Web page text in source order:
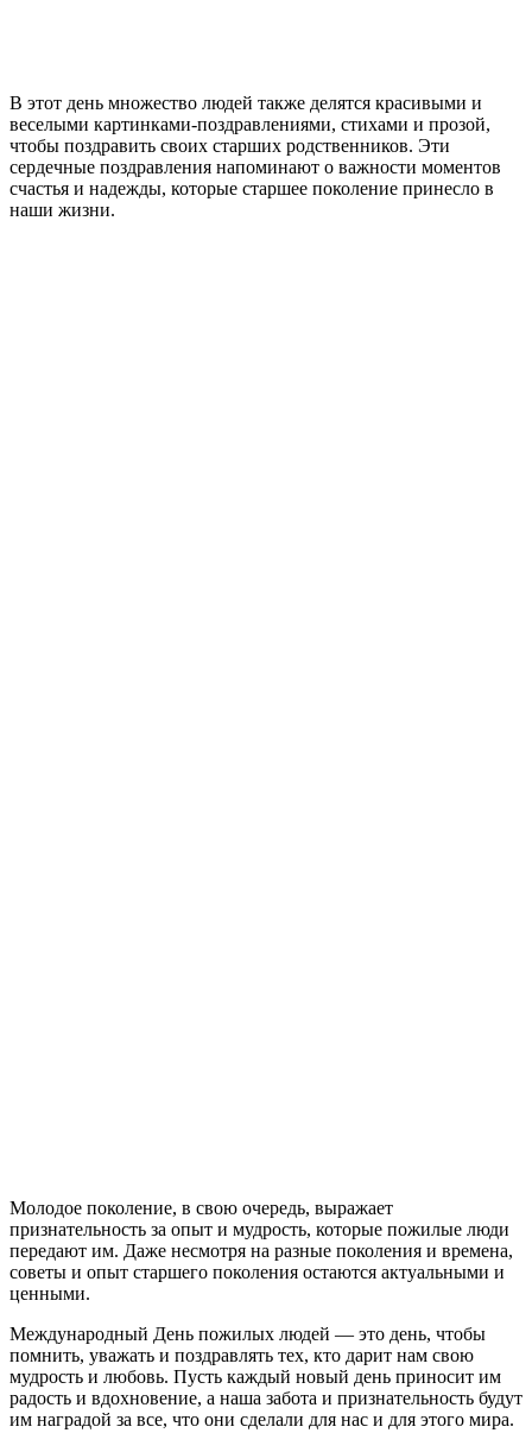
В этот день множество людей также делятся красивыми и
веселыми картинками-поздравлениями, стихами и прозой,
чтобы поздравить своих старших родственников. Эти
сердечные поздравления напоминают о важности моментов
счастья и надежды, которые старшее поколение принесло в
наши жизни.
Молодое поколение, в свою очередь, выражает
признательность за опыт и мудрость, которые пожилые люди
передают им. Даже несмотря на разные поколения и времена,
советы и опыт старшего поколения остаются актуальными и
ценными.
Международный День пожилых людей — это день, чтобы
помнить, уважать и поздравлять тех, кто дарит нам свою
мудрость и любовь. Пусть каждый новый день приносит им
радость и вдохновение, а наша забота и признательность будут
им наградой за все, что они сделали для нас и для этого мира.